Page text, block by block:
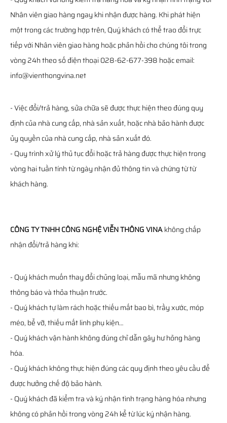
Nhân viên giao hàng ngay khi nhận được hàng. Khi phát hiện
một trong các trường hợp trên, Quý khách có thể trao đổi trực
tiếp với Nhân viên giao hàng hoặc phản hồi cho chúng tôi trong
vòng 24h theo số điện thoại 028-62-677-398 hoặc email:
info@vienthongvina.net
- Việc đổi/trả hàng, sửa chữa sẽ được thực hiện theo đúng quy
định của nhà cung cấp, nhà sản xuất, hoặc nhà bảo hành được
ủy quyền của nhà cung cấp, nhà sản xuất đó.
- Quy trình xử lý thủ tục đổi hoặc trả hàng được thực hiện trong
vòng hai tuần tính từ ngày nhận đủ thông tin và chứng từ từ
khách hàng.
CÔNG TY TNHH CÔNG NGHỆ VIỄN THÔNG VINAkhông chấp
nhận đổi/trả hàng khi:
- Quý khách muốn thay đổi chủng loại, mẫu mã nhưng không
thông báo và thỏa thuận trước.
- Quý khách tự làm rách hoặc thiếu mất bao bì, trầy xước, móp
méo, bể vỡ, thiếu mất linh phụ kiện…
- Quý khách vận hành không đúng chỉ dẫn gây hư hỏng hàng
hóa.
- Quý khách không thực hiện đúng các quy định theo yêu cầu để
được hưởng chế độ bảo hành.
- Quý khách đã kiểm tra và ký nhận tình trạng hàng hóa nhưng
không có phản hồi trong vòng 24h kể từ lúc ký nhận hàng.